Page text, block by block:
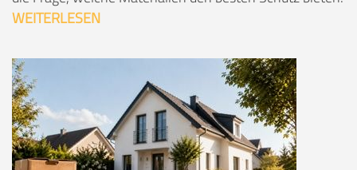
WEITERLESEN